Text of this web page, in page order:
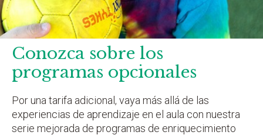
Conozca sobre los
programas opcionales
Por una tarifa adicional, vaya más allá de las
experiencias de aprendizaje en el aula con nuestra
serie mejorada de programas de enriquecimiento